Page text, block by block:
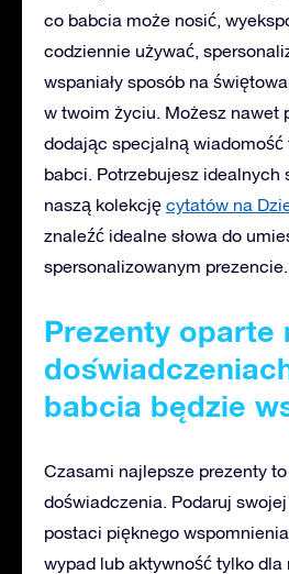
co babcia może nosić,
codziennie używać,
wspaniały sposób na
w twoim życiu. Możesz nawet
dodając specjalną wiadomość
babci. Potrzebujesz idealnych
naszą kolekcję cytatów na
znaleźć idealne słowa do
spersonalizowanym prezencie.
Prezenty oparte
babcia będzie
Czasami najlepsze prezenty
doświadczenia. Podaruj
postaci pięknego
wypad lub aktywność tylko